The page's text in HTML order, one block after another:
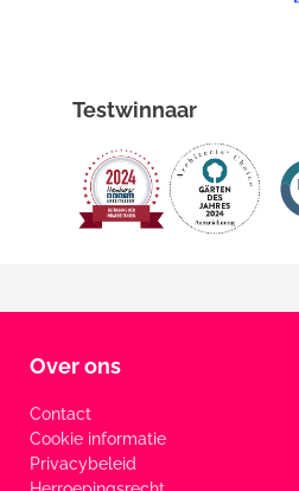
Testwinnaar
Over ons
Contact
Cookie informatie
Privacybeleid